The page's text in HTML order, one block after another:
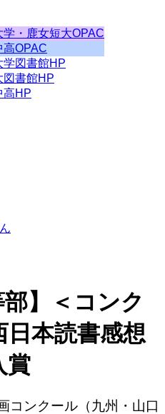
学・鹿女短大OPAC
高OPAC
学図書館HP
図書館HP
高HP
部】＜コンク
日本読書感想
賞
コンクール（九州・山口